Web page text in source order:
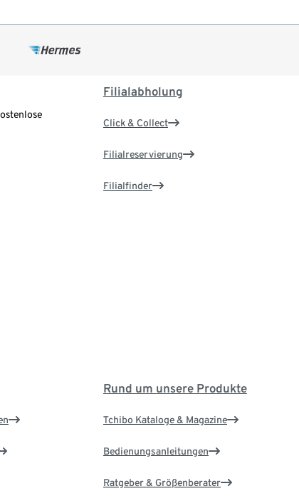
Filialabholung
Click & Collect
Filialreservierung
Filialfinder
Rund um unsere Produkte
Tchibo Kataloge & Magazine
Bedienungsanleitungen
Ratgeber & Größenberater